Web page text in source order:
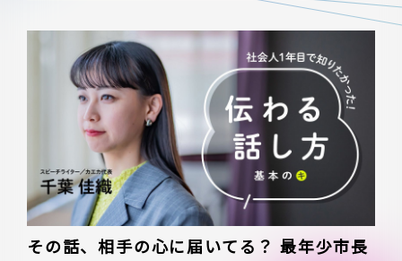
その話、相手の心に届いてる？ 最年少市長